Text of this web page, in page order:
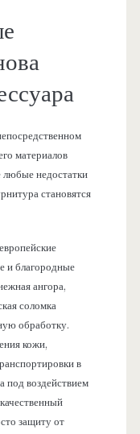
материалов
недостатки
становятся
и благородные
ангора,
соломка
обработку.
кожи,
в
под воздействием
защиту от